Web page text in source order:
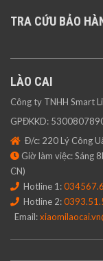
TRA CỨU BẢO
LÀO CAI
Công ty TNHH Smart
GPĐKKD:
Đ/c: 220 Lý Công
Giờ làm việc: Sáng
CN)
Hotline 1:
Hotline 2:
Email: